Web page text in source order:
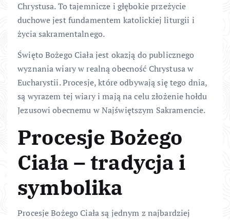
Chrystusa. To tajemnicze i głębokie przeżycie
duchowe jest fundamentem katolickiej liturgii i
życia sakramentalnego.
Święto Bożego Ciała jest okazją do publicznego
wyznania wiary w realną obecność Chrystusa w
Eucharystii. Procesje, które odbywają się tego dnia,
są wyrazem tej wiary i mają na celu złożenie hołdu
Jezusowi obecnemu w Najświętszym Sakramencie.
Procesje Bożego
Ciała – tradycja i
symbolika
Procesje Bożego Ciała są jednym z najbardziej